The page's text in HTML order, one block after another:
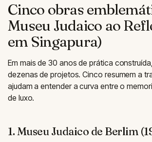
Cinco obras
Museu Judaico ao
em Singapura)
Em mais de 30 anos de prática
dezenas de projetos. Cinco resumem a
ajudam a entender a curva entre o
de luxo.
1. Museu Judaico de Berlim